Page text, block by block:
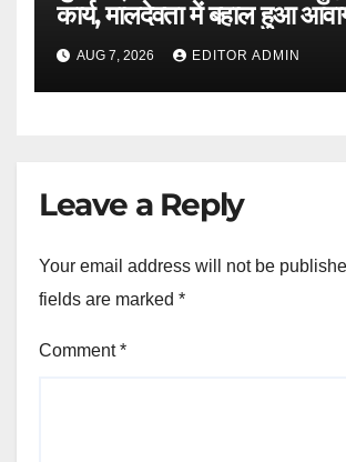
कार्य, मालदेवता में बहाल हुआ
AUG 7, 2026 EDITOR ADMIN
Leave a Reply
Your email address will not be
fields are marked *
Comment*